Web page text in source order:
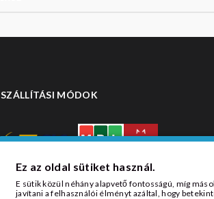
SZÁLLÍTÁSI MÓDOK
Ez az oldal sütiket használ.
E sütik közül néhány alapvető fontosságú, míg
javítani a felhasználói élményt azáltal, hogy